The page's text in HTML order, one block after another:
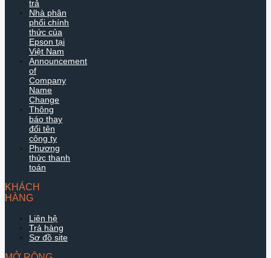
trả
Nhà phân
phối chính
thức của
Epson tại
Việt Nam
Announcement
of
Company
Name
Change
Thông
báo thay
đổi tên
công ty
Phương
thức thanh
toán
KHÁCH
HÀNG
Liên hệ
Trả hàng
Sơ đồ site